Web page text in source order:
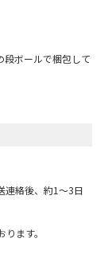
ボールで梱包して
連絡後、約1～3日
ます。